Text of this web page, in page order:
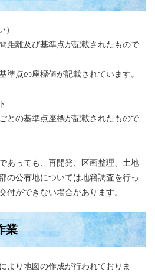
）
距離及び基準点が記載されたもので
点の座標値が記載されています。
との基準点座標が記載されたもので
あっても、再開発、区画整理、土地
の公有地については地籍調査を行っ
付ができない場合があります。
業
より地図の作成が行われておりま